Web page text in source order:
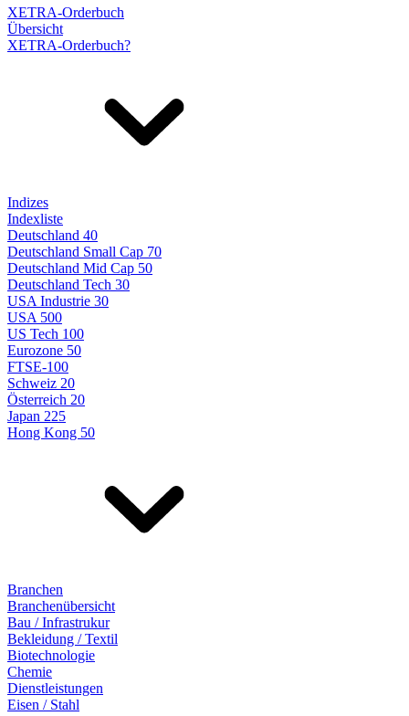
XETRA-Orderbuch
Übersicht
XETRA-Orderbuch?
Indizes
Indexliste
Deutschland 40
Deutschland Small Cap 70
Deutschland Mid Cap 50
Deutschland Tech 30
USA Industrie 30
USA 500
US Tech 100
Eurozone 50
FTSE-100
Schweiz 20
Österreich 20
Japan 225
Hong Kong 50
Branchen
Branchenübersicht
Bau / Infrastrukur
Bekleidung / Textil
Biotechnologie
Chemie
Dienstleistungen
Eisen / Stahl